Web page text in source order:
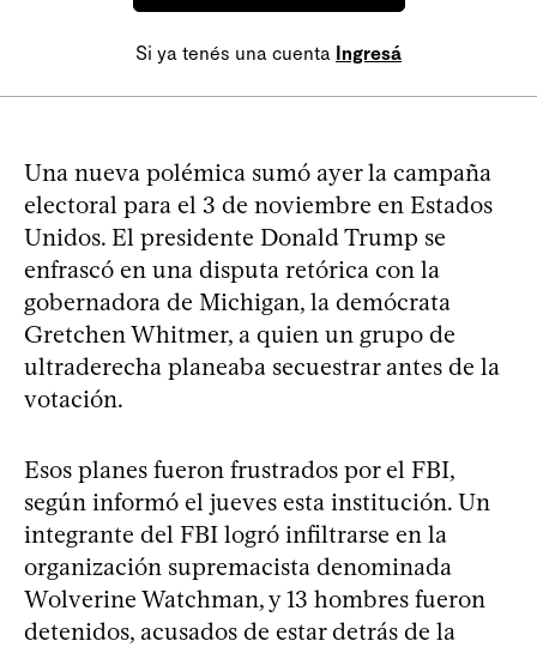
Si ya tenés una cuenta Ingresá
Una nueva polémica sumó ayer la campaña
electoral para el 3 de noviembre en Estados
Unidos. El presidente Donald Trump se
enfrascó en una disputa retórica con la
gobernadora de Michigan, la demócrata
Gretchen Whitmer, a quien un grupo de
ultraderecha planeaba secuestrar antes de la
votación.
Esos planes fueron frustrados por el FBI,
según informó el jueves esta institución. Un
integrante del FBI logró infiltrarse en la
organización supremacista denominada
Wolverine Watchman, y 13 hombres fueron
detenidos, acusados de estar detrás de la